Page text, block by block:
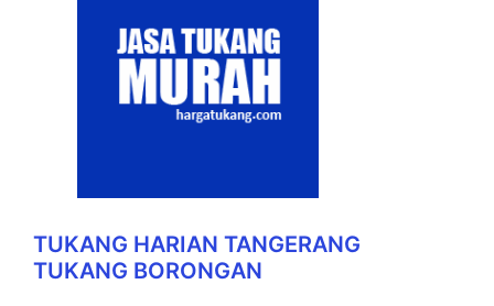
TUKANG HARIAN TANGERANG
TUKANG BORONGAN